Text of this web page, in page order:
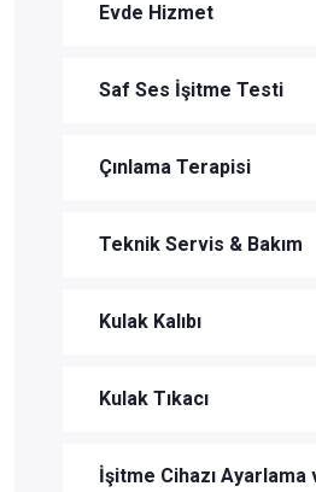
Evde Hizmet
Saf Ses İşitme Testi
Çınlama Terapisi
Teknik Servis & Bakım
Kulak Kalıbı
Kulak Tıkacı
İşitme Cihazı Ayarlama